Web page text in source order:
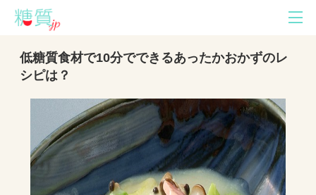
低糖質食材で10分でできるあったかおかずのレ
シピは？